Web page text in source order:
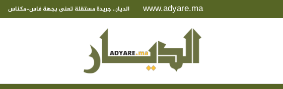
www.adyare.ma الديار.. جريدة مستقلة تعنى بجهة فاس-مكناس